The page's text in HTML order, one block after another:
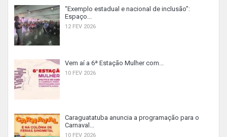
“Exemplo estadual e nacional de inclusão”:
Espaço...
12 FEV 2026
Vem aí a 6ª Estação Mulher com...
10 FEV 2026
Caraguatatuba anuncia a programação para o
Carnaval...
10 FEV 2026